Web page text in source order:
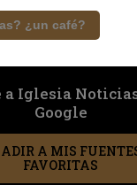
¿un café?
a Iglesia
Google
A MIS
FAVORITAS